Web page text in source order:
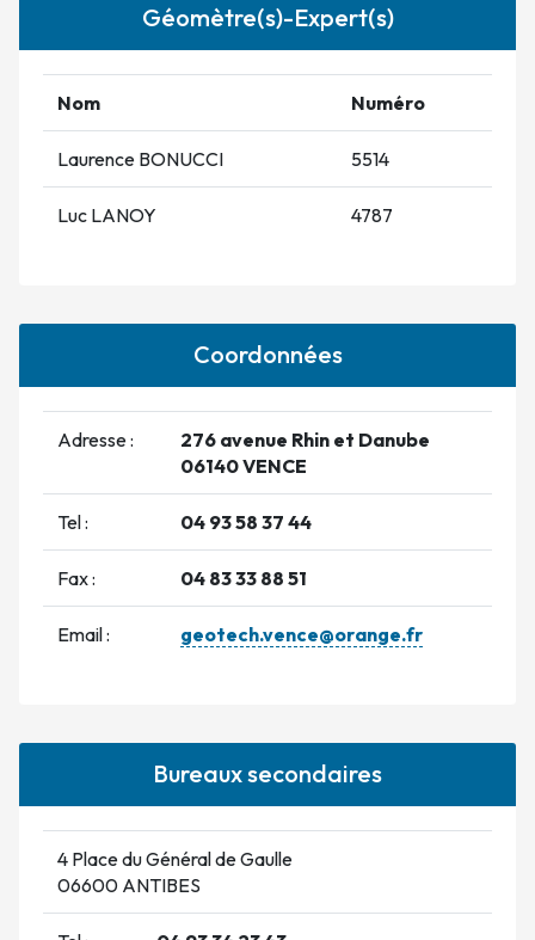
Géomètre(s)-Expert(s)
Nom Numéro
Laurence BONUCCI 5514
Luc LANOY 4787
Coordonnées
Adresse :
276 avenue Rhin et Danube
06140 VENCE
Tel : 04 93 58 37 44
Fax : 04 83 33 88 51
Email : geotech.vence@orange.fr
Bureaux secondaires
4 Place du Général de Gaulle
06600 ANTIBES